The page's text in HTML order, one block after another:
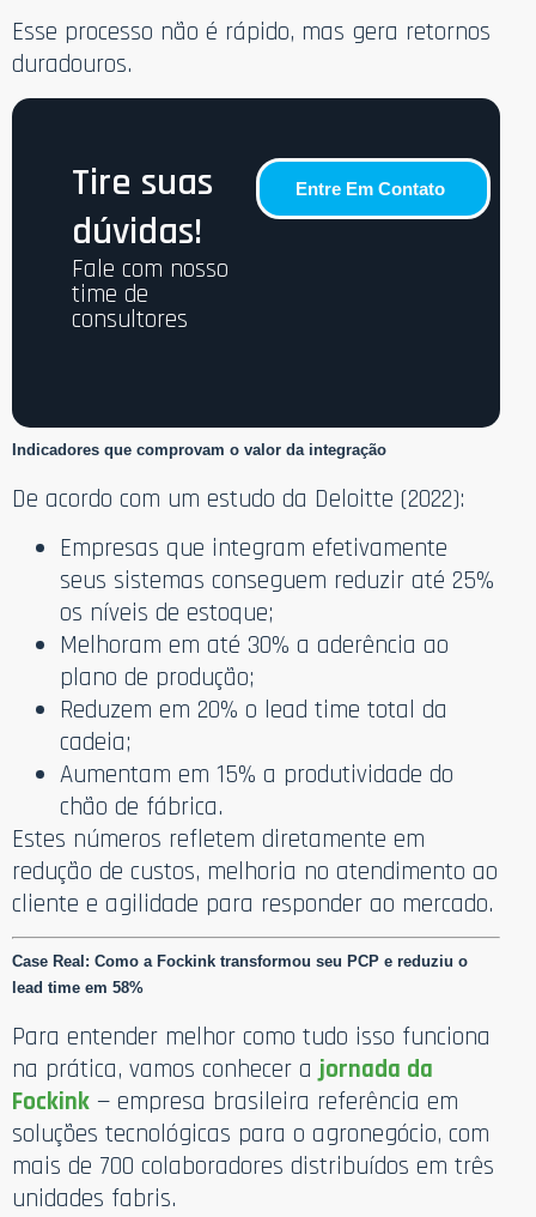
Esse processo não é rápido, mas gera retornos
duradouros.
Tire suas
dúvidas!
Fale com nosso
time de
consultores
Entre Em Contato
Indicadores que comprovam o valor da integração
De acordo com um estudo da Deloitte (2022):
Empresas que integram efetivamente
seus sistemas conseguem reduzir até 25%
os níveis de estoque;
Melhoram em até 30% a aderência ao
plano de produção;
Reduzem em 20% o lead time total da
cadeia;
Aumentam em 15% a produtividade do
chão de fábrica.
Estes números refletem diretamente em
redução de custos, melhoria no atendimento ao
cliente e agilidade para responder ao mercado.
Case Real: Como a Fockink transformou seu PCP e reduziu o
lead time em 58%
Para entender melhor como tudo isso funciona
na prática, vamos conhecer ajornada da
Fockink — empresa brasileira referência em
soluções tecnológicas para o agronegócio, com
mais de 700 colaboradores distribuídos em três
unidades fabris.